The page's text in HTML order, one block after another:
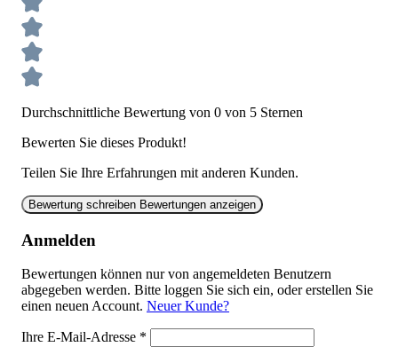
Durchschnittliche Bewertung von 0 von 5 Sternen
Bewerten Sie dieses Produkt!
Teilen Sie Ihre Erfahrungen mit anderen Kunden.
Bewertung schreiben Bewertungen anzeigen
Anmelden
Bewertungen können nur von angemeldeten Benutzern
abgegeben werden. Bitte loggen Sie sich ein, oder erstellen Sie
einen neuen Account. Neuer Kunde?
Ihre E-Mail-Adresse *